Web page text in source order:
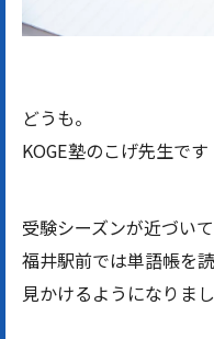
どうも。
KOGE塾のこげ先生です
受験シーズンが近づい
福井駅前では単語帳を
見かけるようになりまし